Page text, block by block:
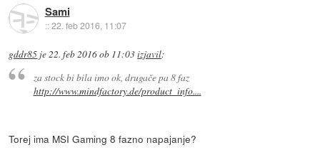
Sami
::22. feb 2016, 11:07
gddr85 je 22. feb 2016 ob 11:03izjavil:
za stock bi bila imo ok, drugače pa 8 faz
http://www.mindfactory.de/product_info....
Torej ima MSI Gaming 8 fazno napajanje?